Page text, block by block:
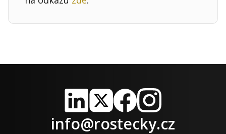
LinkedIn
X FacebookInstagram
info@rostecky.cz